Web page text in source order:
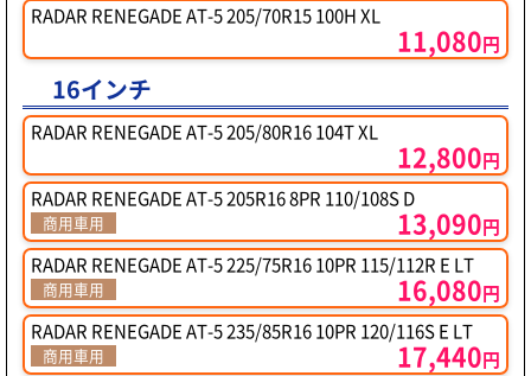
RADAR RENEGADE AT-5 205/70R15 100H XL
11,080円
16インチ
RADAR RENEGADE AT-5 205/80R16 104T XL
12,800円
RADAR RENEGADE AT-5 205R16 8PR 110/108S D
商用車用 13,090円
RADAR RENEGADE AT-5 225/75R16 10PR 115/112R E LT
商用車用 16,080円
RADAR RENEGADE AT-5 235/85R16 10PR 120/116S E LT
商用車用 17,440円